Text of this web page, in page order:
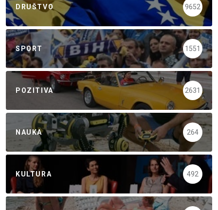
DRUŠTVO 9652
SPORT 1551
POZITIVA 2631
NAUKA 264
KULTURA 492